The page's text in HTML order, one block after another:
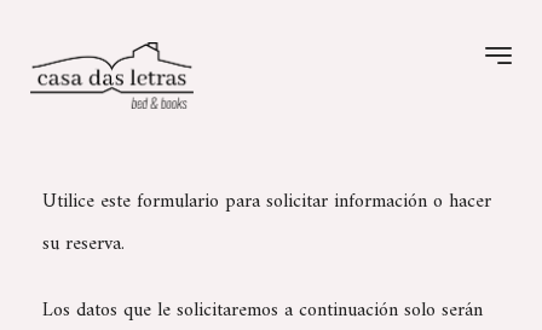
Utilice este formulario para solicitar información o hacer
su reserva.
Los datos que le solicitaremos a continuación solo serán